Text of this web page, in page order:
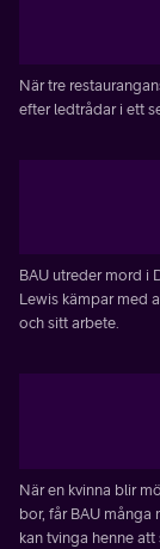
När tre
efter ledtrådar i ett
BAU utreder mord i
Lewis kämpar med
och sitt arbete.
När en kvinna blir
bor, får BAU
kan tvinga henne att